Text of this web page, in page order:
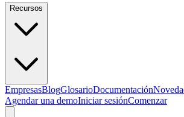
Recursos
EmpresasBlogGlosarioDocumentación
Agendar una demoIniciar sesiónComenzar